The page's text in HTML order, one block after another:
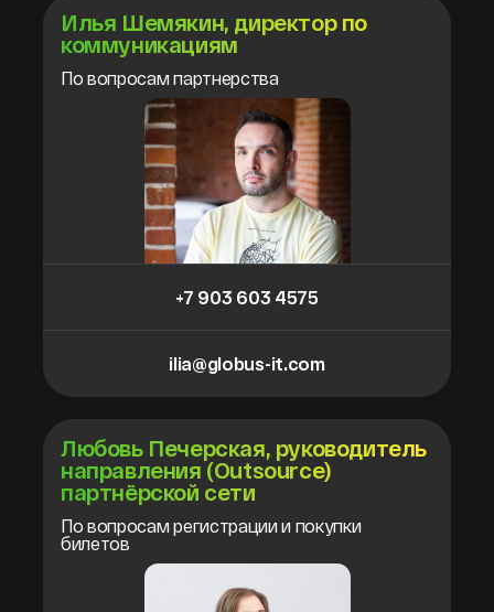
Илья Шемякин, директор по
коммуникациям
По вопросам партнерства
+7 903 603 4575
ilia@globus-it.com
Любовь Печерская, руководитель
направления (Outsource)
партнёрской сети
По вопросам регистрации и покупки
билетов